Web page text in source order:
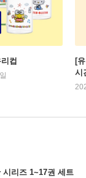
컵
[
시
시리즈 1~17권 세트